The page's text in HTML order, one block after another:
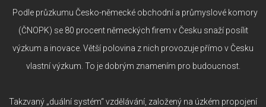
Podle průzkumu Česko-německé obchodní a průmyslové komory
(ČNOPK) se 80 procent německých firem v Česku snaží posílit
výzkum a inovace. Větší polovina z nich provozuje přímo v Česku
vlastní výzkum. To je dobrým znamením pro budoucnost.
Takzvaný „duální systém“ vzdělávání, založený na úzkém propojení